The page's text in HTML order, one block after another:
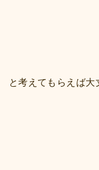
と考えてもらえば大